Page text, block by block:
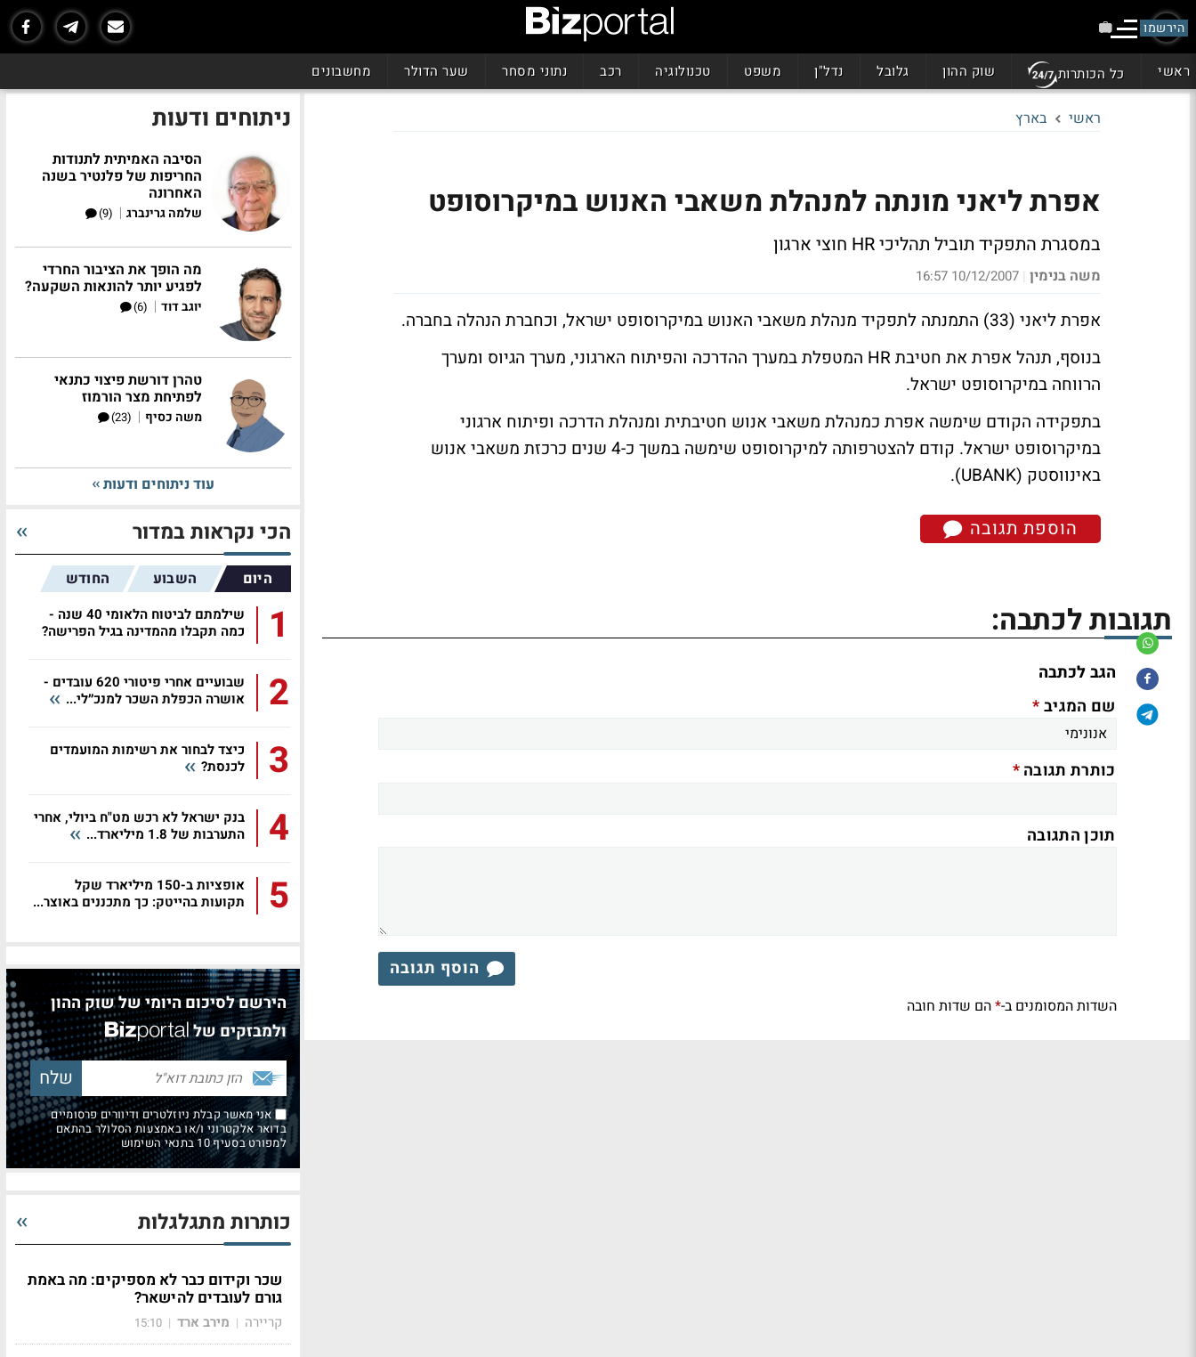
הירשמו
ראשי כל הכותרות שוק ההון גלובל נדל"ן משפט טכנולוגיה רכב נתוני מסחר שער הדולר מחשבונים
ראשי בארץ
אפרת ליאני מונתה למנהלת משאבי האנוש במיקרוסופט
במסגרת התפקיד תוביל תהליכי HR חוצי ארגון
משה בנימין |
10/12/2007 16:57
אפרת ליאני (33) התמנתה לתפקיד מנהלת משאבי האנוש במיקרוסופט ישראל, וכחברת הנהלה בחברה.
בנוסף, תנהל אפרת את חטיבת HR המטפלת במערך ההדרכה והפיתוח הארגוני, מערך הגיוס ומערך
הרווחה במיקרוסופט ישראל.
בתפקידה הקודם שימשה אפרת כמנהלת משאבי אנוש חטיבתית ומנהלת הדרכה ופיתוח ארגוני
במיקרוסופט ישראל. קודם להצטרפותה למיקרוסופט שימשה במשך כ-4 שנים כרכזת משאבי אנוש
באינווסטק (UBANK).
הוספת תגובה
תגובות לכתבה:
הגב לכתבה
שם המגיב*
כותרת תגובה*
תוכן התגובה
הוסף תגובה
השדות המסומנים ב-*הם שדות חובה
ניתוחים ודעות
הסיבה האמיתית לתנודות
החריפות של פלנטיר בשנה
האחרונה
שלמה גרינברג |
(9)
מה הופך את הציבור החרדי
לפגיע יותר להונאות השקעה?
יוגב דוד |
(6)
טהרן דורשת פיצוי כתנאי
לפתיחת מצר הורמוז
משה כסיף |
(23)
עוד ניתוחים ודעות
הכי נקראות במדור
היום השבוע החודש
1
שילמתם לביטוח הלאומי 40 שנה -
כמה תקבלו מהמדינה בגיל הפרישה?
2
שבועיים אחרי פיטורי 620 עובדים -
אושרה הכפלת השכר למנכ״לי...
3
כיצד לבחור את רשימות המועמדים
לכנסת?
4
בנק ישראל לא רכש מט"ח ביולי, אחרי
התערבות של 1.8 מיליארד...
5
אופציות ב-150 מיליארד שקל
תקועות בהייטק: כך מתכננים באוצר...
הירשם לסיכום היומי של שוק ההון
ולמבזקים של
אני מאשר קבלת ניוזלטרים ודיוורים פרסומיים
בדואר אלקטרוני ו/או באמצעות הסלולר בהתאם
למפורט בסעיף 10 בתנאי השימוש
כותרות מתגלגלות
שכר וקידום כבר לא מספיקים: מה באמת
גורם לעובדים להישאר?
קריירה | מירב ארד |
15:10